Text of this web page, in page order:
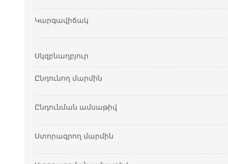
Կարգավիճակ
Սկզբնաղբյուր
Ընդունող մարմին
Ընդունման ամսաթիվ
Ստորագրող մարմին